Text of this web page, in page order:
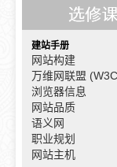
建站手册
网站构建
万维网联盟
浏览器信息
网站品质
语义网
职业规划
网站主机